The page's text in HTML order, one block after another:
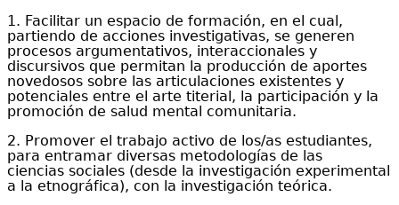
1. Facilitar un espacio de formación, en el cual,
partiendo de acciones investigativas, se generen
procesos argumentativos, interaccionales y
discursivos que permitan la producción de aportes
novedosos sobre las articulaciones existentes y
potenciales entre el arte titerial, la participación y la
promoción de salud mental comunitaria.
2. Promover el trabajo activo de los/as estudiantes,
para entramar diversas metodologías de las
ciencias sociales (desde la investigación experimental
a la etnográfica), con la investigación teórica.